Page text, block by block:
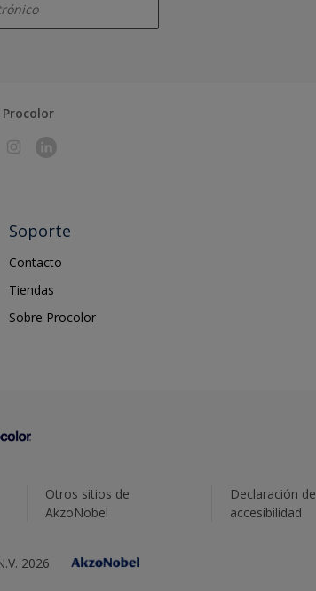
Procolor
Soporte
Contacto
Tiendas
Sobre Procolor
Otros sitios de
AkzoNobel
Declaración de
accesibilidad
2026